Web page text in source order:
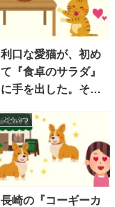
利口な愛猫が、初め
て『食卓のサラダ』
に手を出した。その
どうぶつ
長崎の『コーギーカ